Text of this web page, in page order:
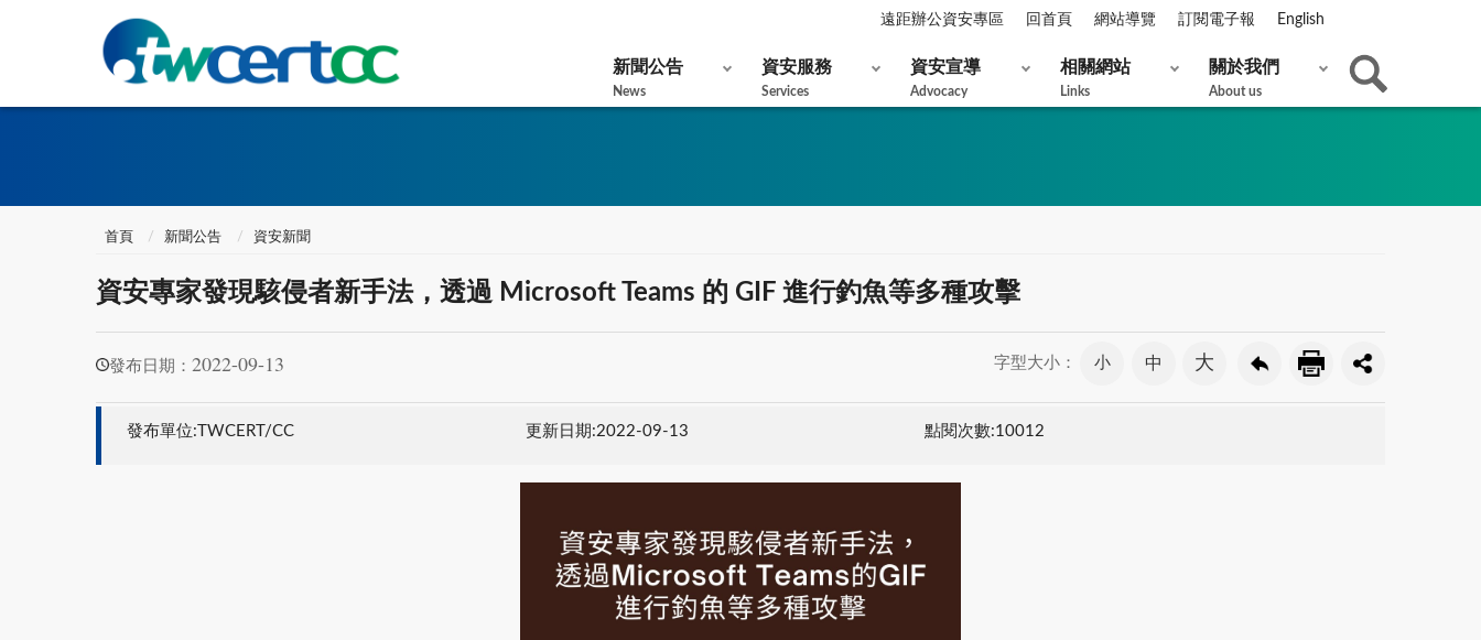
遠距辦公資安專區 回首頁 網站導覽 訂閱電子報 English
新聞公告
News
資安服務
Services
資安宣導
Advocacy
相關網站
Links
關於我們
About us
首頁 新聞公告 資安新聞
資安專家發現駭侵者新手法，透過 Microsoft Teams 的 GIF 進行釣魚等多種攻擊
發布日期： 2022-09-13 字型大小： 小 中 大
發布單位:TWCERT/CC 更新日期:2022-09-13 點閱次數:10012